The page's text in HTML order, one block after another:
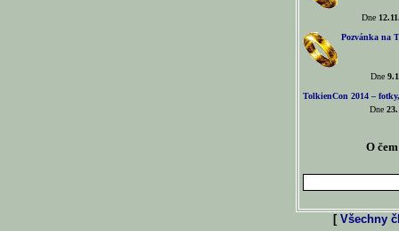
Dne
Pozvánka na
Dne
TolkienCon 2014 –
Dne
O
[ Všechny